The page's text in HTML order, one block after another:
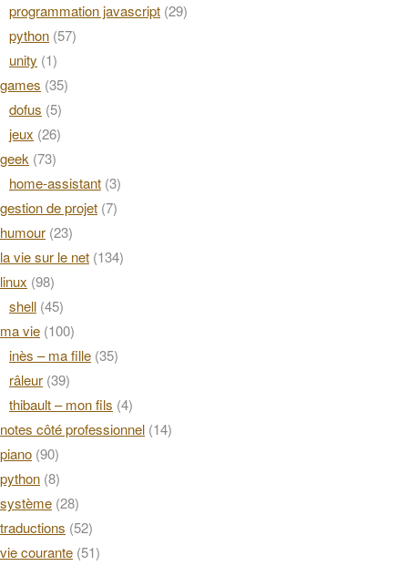
programmation javascript (29)
python (57)
unity (1)
games (35)
dofus (5)
jeux (26)
geek (73)
home-assistant (3)
gestion de projet (7)
humour (23)
la vie sur le net (134)
linux (98)
shell (45)
ma vie (100)
inès – ma fille (35)
râleur (39)
thibault – mon fils (4)
notes côté professionnel (14)
piano (90)
python (8)
système (28)
traductions (52)
vie courante (51)